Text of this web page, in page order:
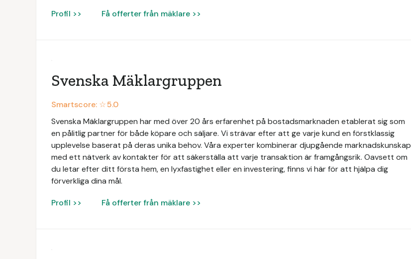
Profil >> Få offerter från mäklare >>
Svenska Mäklargruppen
Smartscore: ☆5.0
Svenska Mäklargruppen har med över 20 års erfarenhet på bostadsmarknaden etablerat sig som
en pålitlig partner för både köpare och säljare. Vi strävar efter att ge varje kund en förstklassig
upplevelse baserat på deras unika behov. Våra experter kombinerar djupgående marknadskunskap
med ett nätverk av kontakter för att säkerställa att varje transaktion är framgångsrik. Oavsett om
du letar efter ditt första hem, en lyxfastighet eller en investering, finns vi här för att hjälpa dig
förverkliga dina mål.
Profil >> Få offerter från mäklare >>